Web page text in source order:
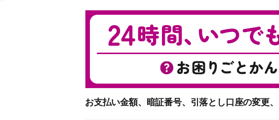
お支払い金額、暗証番号、引落とし口座の変更